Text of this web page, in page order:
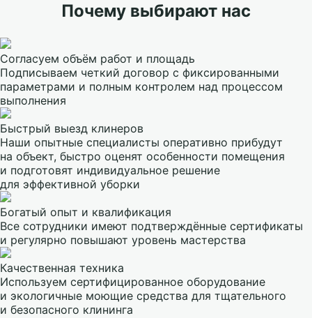
Почему выбирают нас
Согласуем объём работ и площадь
Подписываем четкий договор с фиксированными
параметрами и полным контролем над процессом
выполнения
Быстрый выезд клинеров
Наши опытные специалисты оперативно прибудут
на объект, быстро оценят особенности помещения
и подготовят индивидуальное решение
для эффективной уборки
Богатый опыт и квалификация
Все сотрудники имеют подтверждённые сертификаты
и регулярно повышают уровень мастерства
Качественная техника
Используем сертифицированное оборудование
и экологичные моющие средства для тщательного
и безопасного клининга